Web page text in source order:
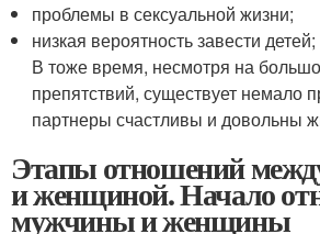
проблемы в сексуальной жизни;
низкая вероятность завести детей;
В тоже время, несмотря на
препятствий, существует немало
партнеры счастливы и довольны
Этапы отношений
и женщиной. Начало
мужчины и женщины